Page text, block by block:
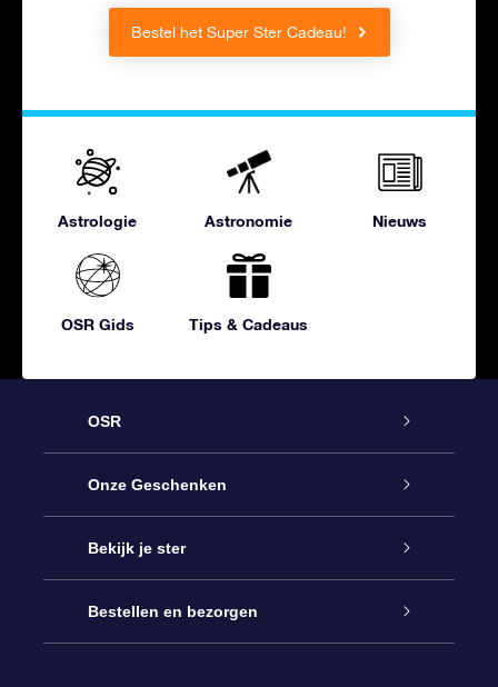
Bestel het Super Ster Cadeau!
Astrologie Astronomie Nieuws
OSR Gids Tips & Cadeaus
OSR
Service
Contact
Blog
Onze Geschenken
Online Star Gift
OSR Cadeaupakket
Bekijk je ster
Sterrenregister
Bestellen en bezorgen